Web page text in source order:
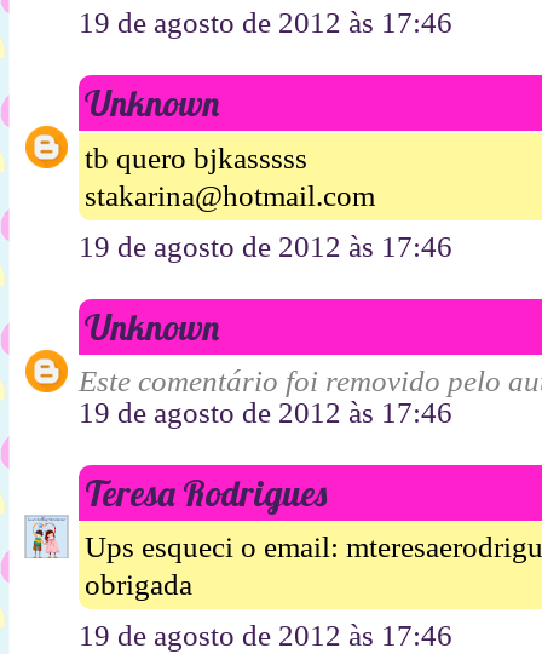
19 de agosto de 2012 às 17:46
Unknown
tb quero bjkasssss
stakarina@hotmail.com
19 de agosto de 2012 às 17:46
Unknown
Este comentário foi removido pelo
19 de agosto de 2012 às 17:46
Teresa Rodrigues
Ups esqueci o email:
obrigada
19 de agosto de 2012 às 17:46